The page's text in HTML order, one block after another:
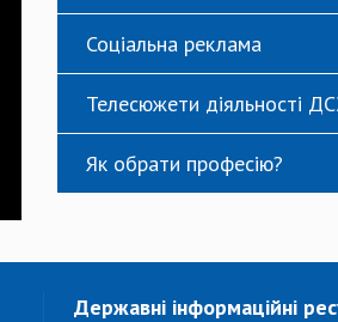
Соціальна реклама
Телесюжети діяльності
Як обрати професію?
Державні інформаційні